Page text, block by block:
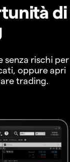
di
senza rischi per
oppure apri
trading.